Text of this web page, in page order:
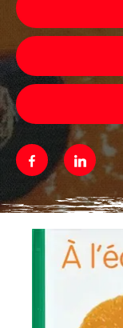
FacebookLinkedin
Média secondaire